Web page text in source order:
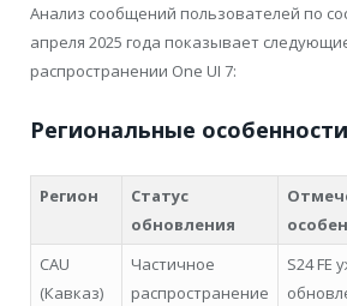
Анализ сообщений пользователей по
апреля 2025 года показывает
распространении One UI 7:
Региональные особенности
Регион
Статус
обновления
CAU
(Кавказ)
Частичное
распространение
S24 FE